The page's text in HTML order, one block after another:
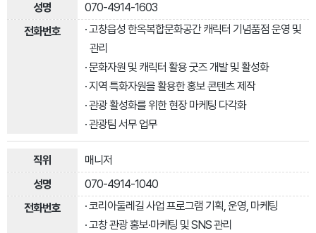
070-4914-1603
· 고창읍성 한옥복합문화공간 캐릭터 기념품점 운영 및
관리
· 문화자원 및 캐릭터 활용 굿즈 개발 및 활성화
· 지역 특화자원을 활용한 홍보 콘텐츠 제작
· 관광 활성화를 위한 현장 마케팅 다각화
· 관광팀 서무 업무
매니저
070-4914-1040
· 코리아둘레길 사업 프로그램 기획, 운영, 마케팅
· 고창 관광 홍보·마케팅 및 SNS 관리